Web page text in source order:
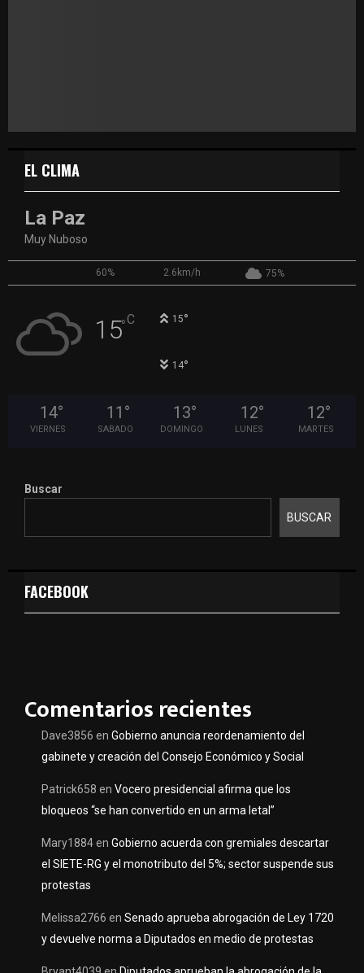
EL CLIMA
La Paz
Muy Nuboso
60% 2.6km/h 75%
15°C 15°
14°
14°
VIERNES
11 °
SABADO
13°
DOMINGO
12°
LUNES
12°
MARTES
Buscar
BUSCAR
FACEBOOK
Comentarios recientes
Dave3856 en Gobierno anuncia reordenamiento del
gabinete y creación del Consejo Económico y Social
Patrick658 en Vocero presidencial afirma que los
bloqueos “se han convertido en un arma letal”
Mary1884en Gobierno acuerda con gremiales descartar
el SIETE-RG y el monotributo del 5%; sector suspende sus
protestas
Melissa2766 en Senado aprueba abrogación de Ley 1720
y devuelve norma a Diputados en medio de protestas